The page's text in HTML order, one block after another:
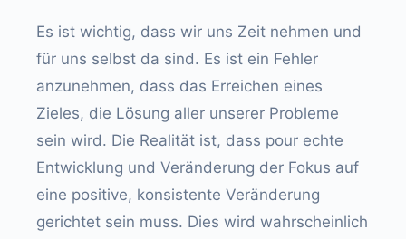
Es ist wichtig, dass wir uns Zeit nehmen und
für uns selbst da sind. Es ist ein Fehler
anzunehmen, dass das Erreichen eines
Zieles, die Lösung aller unserer Probleme
sein wird. Die Realität ist, dass pour echte
Entwicklung und Veränderung der Fokus auf
eine positive, konsistente Veränderung
gerichtet sein muss. Dies wird wahrscheinlich